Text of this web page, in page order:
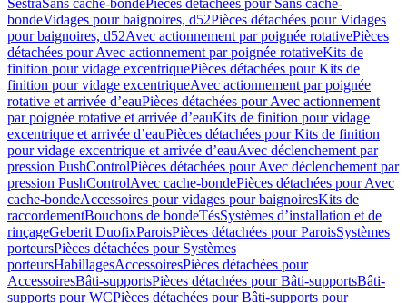
SestraSans cache-bondePièces détachées pour Sans cache-
bondeVidages pour baignoires, d52Pièces détachées pour Vidages
pour baignoires, d52Avec actionnement par poignée rotativePièces
détachées pour Avec actionnement par poignée rotativeKits de
finition pour vidage excentriquePièces détachées pour Kits de
finition pour vidage excentriqueAvec actionnement par poignée
rotative et arrivée d’eauPièces détachées pour Avec actionnement
par poignée rotative et arrivée d’eauKits de finition pour vidage
excentrique et arrivée d’eauPièces détachées pour Kits de finition
pour vidage excentrique et arrivée d’eauAvec déclenchement par
pression PushControlPièces détachées pour Avec déclenchement par
pression PushControlAvec cache-bondePièces détachées pour Avec
cache-bondeAccessoires pour vidages pour baignoiresKits de
raccordementBouchons de bondeTésSystèmes d’installation et de
rinçageGeberit DuofixParoisPièces détachées pour ParoisSystèmes
porteursPièces détachées pour Systèmes
porteursHabillagesAccessoiresPièces détachées pour
AccessoiresBâti-supportsPièces détachées pour Bâti-supportsBâti-
supports pour WCPièces détachées pour Bâti-supports pour